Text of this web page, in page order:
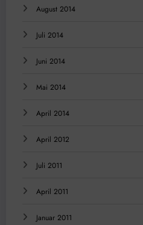
August 2014
Juli 2014
Juni 2014
Mai 2014
April 2014
April 2012
Juli 2011
April 2011
Januar 2011